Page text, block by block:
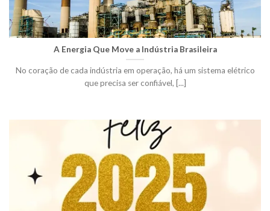
A Energia Que Move a Indústria Brasileira
No coração de cada indústria em operação, há um sistema elétrico
que precisa ser confiável, [...]